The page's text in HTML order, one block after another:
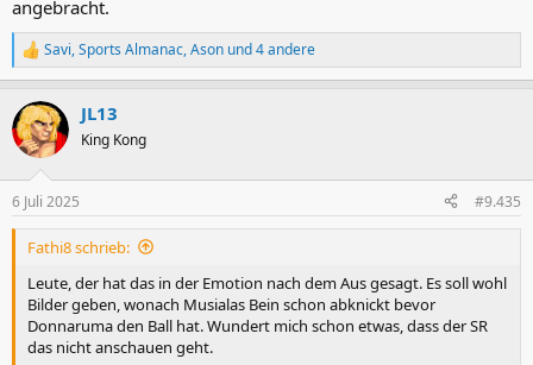
angebracht.
R
e
k
t
i
e
n
Savi,Sports Almanac,Ason und 4 andere
JL13
King Kong
6 Juli 2025 #9.435
Fathi8 schrieb:
Leute, der hat das in der Emotion nach dem Aus gesagt. Es soll wohl
Bilder geben, wonach Musialas Bein schon abknickt bevor
Donnaruma den Ball hat. Wundert mich schon etwas, dass der SR
das nicht anschauen geht.